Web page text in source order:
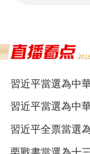
習近平當選為中
習近平當選為中
習近平全票當選